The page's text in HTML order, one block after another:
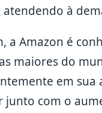
atendendo à
a Amazon é
maiores do
em
junto com o